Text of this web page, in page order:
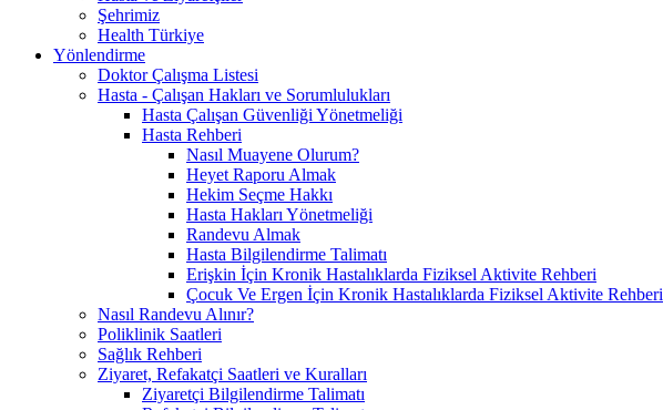
Şehrimiz
Health Türkiye
Yönlendirme
Doktor Çalışma Listesi
Hasta - Çalışan Hakları ve Sorumlulukları
Hasta Çalışan Güvenliği Yönetmeliği
Hasta Rehberi
Nasıl Muayene Olurum?
Heyet Raporu Almak
Hekim Seçme Hakkı
Hasta Hakları Yönetmeliği
Randevu Almak
Hasta Bilgilendirme Talimatı
Erişkin İçin Kronik Hastalıklarda Fiziksel Aktivite Rehberi
Çocuk Ve Ergen İçin Kronik Hastalıklarda Fiziksel Aktivite Rehberi
Nasıl Randevu Alınır?
Poliklinik Saatleri
Sağlık Rehberi
Ziyaret, Refakatçi Saatleri ve Kuralları
Ziyaretçi Bilgilendirme Talimatı